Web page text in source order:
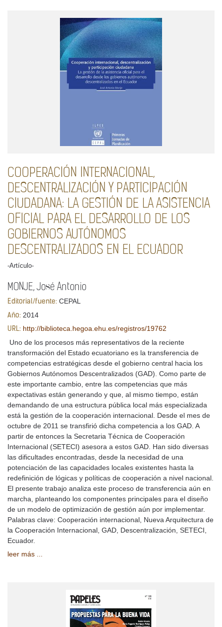
COOPERACIÓN INTERNACIONAL,
DESCENTRALIZACIÓN Y PARTICIPACIÓN
CIUDADANA: LA GESTIÓN DE LA ASISTENCIA
OFICIAL PARA EL DESARROLLO DE LOS
GOBIERNOS AUTÓNOMOS
DESCENTRALIZADOS EN EL ECUADOR
-Artículo-
MONJE, José Antonio
Editorial/fuente: CEPAL
Año: 2014
URL: http://biblioteca.hegoa.ehu.es/registros/19762
Uno de los procesos más representativos de la reciente
transformación del Estado ecuatoriano es la transferencia de
competencias estratégicas desde el gobierno central hacia los
Gobiernos Autónomos Descentralizados (GAD). Como parte de
este importante cambio, entre las competencias que más
expectativas están generando y que, al mismo tiempo, están
demandando de una estructura pública local más especializada
está la gestión de la cooperación internacional. Desde el mes de
octubre de 2011 se transfirió dicha competencia a los GAD. A
partir de entonces la Secretaria Técnica de Cooperación
Internacional (SETECI) asesora a estos GAD. Han sido diversas
las dificultades encontradas, desde la necesidad de una
potenciación de las capacidades locales existentes hasta la
redefinición de lógicas y políticas de cooperación a nivel nacional.
El presente trabajo analiza este proceso de transferencia aún en
marcha, planteando los componentes principales para el diseño
de un modelo de optimización de gestión aún por implementar.
Palabras clave: Cooperación internacional, Nueva Arquitectura de
la Cooperación Internacional, GAD, Descentralización, SETECI,
Ecuador.
leer más ...